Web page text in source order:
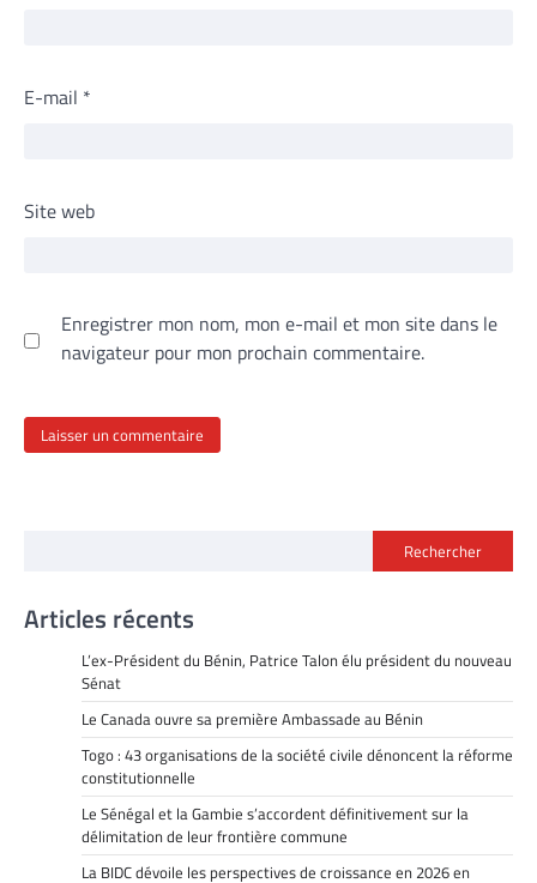
E-mail *
Site web
Enregistrer mon nom, mon e-mail et mon site dans le
navigateur pour mon prochain commentaire.
Rechercher
Articles récents
L’ex-Président du Bénin, Patrice Talon élu président du nouveau
Sénat
Le Canada ouvre sa première Ambassade au Bénin
Togo : 43 organisations de la société civile dénoncent la réforme
constitutionnelle
Le Sénégal et la Gambie s’accordent définitivement sur la
délimitation de leur frontière commune
La BIDC dévoile les perspectives de croissance en 2026 en